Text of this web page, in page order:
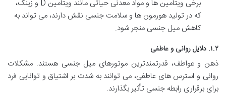
برخی ویتامین ها و مواد معدنی حیاتی مانند ویتامین D و زینک،
که در تولید هورمون ها و سلامت جنسی نقش دارند، می تواند به
کاهش میل جنسی منجر شود.
۱.۲. دلایل روانی و عاطفی
ذهن و عواطف، قدرتمندترین موتورهای میل جنسی هستند. مشکلات
روانی و استرس های عاطفی، می توانند به شدت بر اشتیاق و توانایی فرد
برای برقراری رابطه جنسی تأثیر بگذارند.